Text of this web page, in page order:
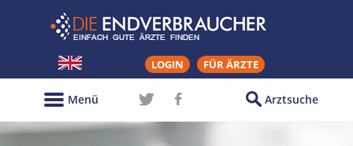
LOGIN FÜR ÄRZTE
Arztsuche
Menü